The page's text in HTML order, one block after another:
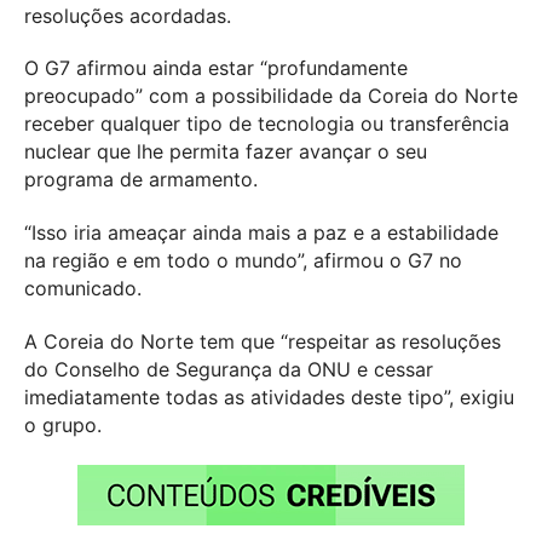
resoluções acordadas.
O G7 afirmou ainda estar “profundamente
preocupado” com a possibilidade da Coreia do Norte
receber qualquer tipo de tecnologia ou transferência
nuclear que lhe permita fazer avançar o seu
programa de armamento.
“Isso iria ameaçar ainda mais a paz e a estabilidade
na região e em todo o mundo”, afirmou o G7 no
comunicado.
A Coreia do Norte tem que “respeitar as resoluções
do Conselho de Segurança da ONU e cessar
imediatamente todas as atividades deste tipo”, exigiu
o grupo.